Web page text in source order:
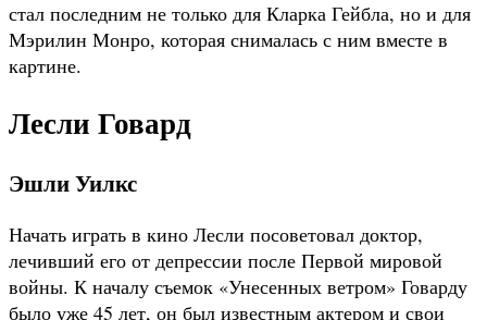
стал последним не только для Кларка Гейбла, но и для
Мэрилин Монро, которая снималась с ним вместе в
картине.
Лесли Говард
Эшли Уилкс
Начать играть в кино Лесли посоветовал доктор,
лечивший его от депрессии после Первой мировой
войны. К началу съемок «Унесенных ветром» Говарду
было уже 45 лет, он был известным актером и свои